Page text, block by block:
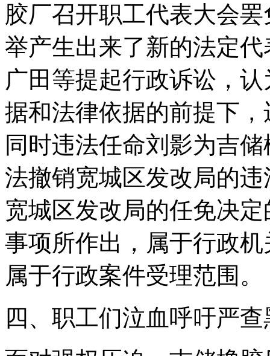
胶厂召开职工代表大会
举产生出来了新的法定
广田等提起行政诉讼，
据和法律依据的前提下
同时违法任命刘影为吉
法撤销宽城区发改局的
宽城区发改局的任免决
事项所作出，属于行政
属于行政案件受理范围。
四、职工们泣血呼吁严